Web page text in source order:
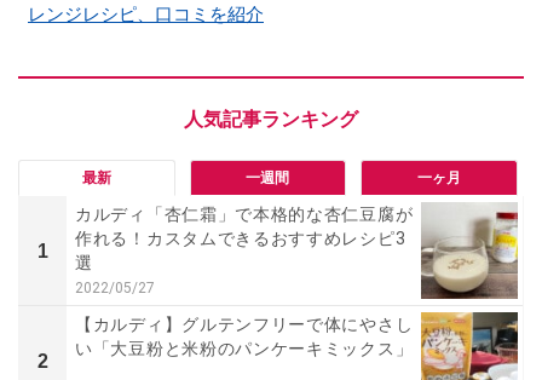
レンジレシピ、口コミを紹介
最新 一週間 一ヶ月
1
カルディ「杏仁霜」で本格的な杏仁豆腐が
作れる！カスタムできるおすすめレシピ3
選
2022/05/27
2
【カルディ】グルテンフリーで体にやさし
い「大豆粉と米粉のパンケーキミックス」